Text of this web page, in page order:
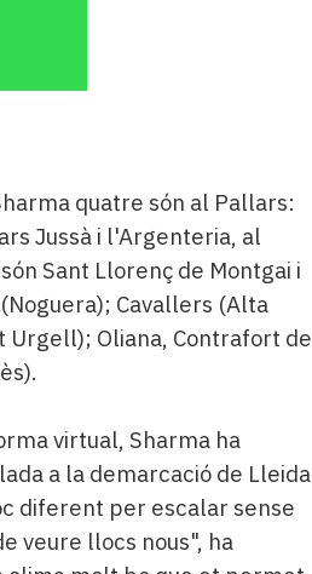
quatre són al Pallars:
Jussà i l'Argenteria, al
Sant Llorenç de Montgai i
Cavallers (Alta
Urgell); Oliana, Contrafort de
virtual, Sharma ha
a la demarcació de Lleida
diferent per escalar sense
veure llocs nous", ha